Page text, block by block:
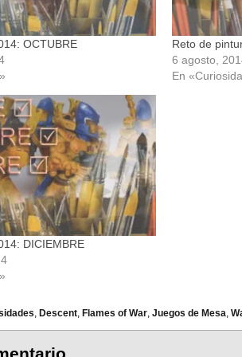
OCTUBRE
Reto de
6 agosto,
En
DICIEMBRE
, Descent, Flames of War, Juegos de Mesa,